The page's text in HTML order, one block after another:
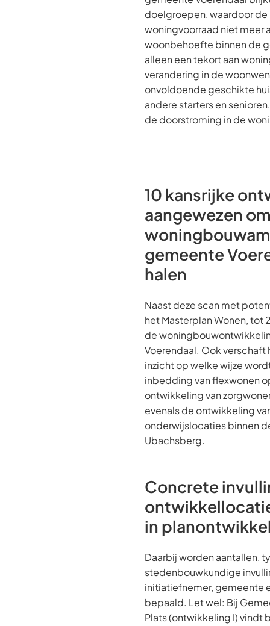
doelgroepen, waardoor
woningvoorraad niet meer
woonbehoefte binnen de
alleen een tekort aan
verandering in de
onvoldoende geschikte
andere starters en
de doorstroming in de
10 kansrijke
aangewezen om
gemeente
halen
Naast deze scan met
het Masterplan Wonen, tot
de
Voerendaal. Ook verschaft
inzicht op welke wijze
inbedding van flexwonen
ontwikkeling van
evenals de ontwikkeling
onderwijslocaties binnen
Ubachsberg.
Concrete
in
Daarbij worden aantallen,
stedenbouwkundige
initiatiefnemer, gemeente
bepaald. Let wel: Bij
Plats (ontwikkeling I) vindt